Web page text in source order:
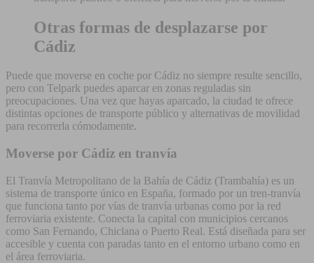
Otras formas de desplazarse por
Cádiz
Puede que moverse en coche por Cádiz no siempre resulte sencillo,
pero con Telpark puedes aparcar en zonas reguladas sin
preocupaciones. Una vez que hayas aparcado, la ciudad te ofrece
distintas opciones de transporte público y alternativas de movilidad
para recorrerla cómodamente.
Moverse por Cádiz en tranvía
El Tranvía Metropolitano de la Bahía de Cádiz (Trambahía) es un
sistema de transporte único en España, formado por un tren-tranvía
que funciona tanto por vías de tranvía urbanas como por la red
ferroviaria existente. Conecta la capital con municipios cercanos
como San Fernando, Chiclana o Puerto Real. Está diseñada para ser
accesible y cuenta con paradas tanto en el entorno urbano como en
el área ferroviaria.